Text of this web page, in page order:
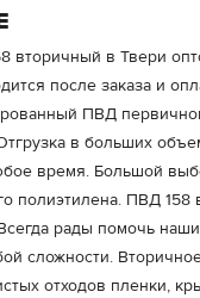
вторичный в Твери
после заказа и
ПВД
в больших
время. Большой
полиэтилена. ПВД 158
рады помочь
сложности.
отходов пленки,